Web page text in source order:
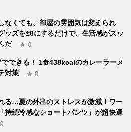
なくても、部屋の雰囲気は変えられ
ッズを±0にするだけで、生活感がスッ
だ
★ 0
でできる！ 1食438kcalのカレーラーメ
対策
★ 0
る…夏の外出のストレスが激減！ワー
持続冷感なショートパンツ」が超快適